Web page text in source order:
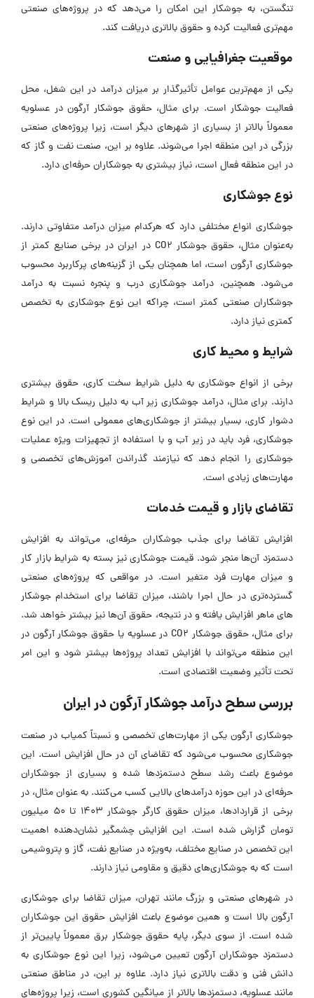
تنگستن، به جوشکار این امکان را می‌دهد که در پروژه‌های صنعتی
مهم‌تری فعالیت کرده و حقوق بالاتری دریافت کند.
موقعیت جغرافیایی و صنعت
یکی از مهم‌ترین عوامل تأثیرگذار بر میزان درآمد در این شغل، محل
فعالیت جوشکار است. برای مثال، حقوق جوشکار آرگون در عسلویه
معمولاً بالاتر از بسیاری از شهر‌های دیگر است، زیرا پروژه‌های صنعتی
بزرگی در این منطقه اجرا می‌شوند. علاوه بر این، صنعت نفت و گاز که
در این منطقه فعال است، نیاز بیشتری به جوشکاران حرفه‌ای دارد.
نوع جوشکاری
جوشکاری انواع مختلفی دارد که هرکدام میزان درآمد متفاوتی دارند.
به‌عنوان مثال، حقوق جوشکار CO2 در ایران در برخی صنایع کمتر از
جوشکاری آرگون است، اما همچنان یکی از گزینه‌های پرکاربرد محسوب
می‌شود. همچنین، درآمد جوشکاری درب و پنجره نسبت به درآمد
جوشکاران صنعتی کمتر است، چراکه این نوع جوشکاری به تخصص
کمتری نیاز دارد.
شرایط و محیط کاری
برخی از انواع جوشکاری به دلیل شرایط سخت کاری، حقوق بیشتری
دارند. برای مثال، درآمد جوشکاری زیر آب به دلیل ریسک بالا و شرایط
دشوار کاری، بسیار بیشتر از جوشکاری‌های معمولی است. در این نوع
جوشکاری، فرد باید در زیر آب و با استفاده از تجهیزات ویژه عملیات
جوشکاری را انجام دهد که نیازمند گذراندن آموزش‌های تخصصی و
مهارت‌های زیادی است.
تقاضای بازار و قیمت خدمات
افزایش تقاضا برای جذب جوشکاران حرفه‌ای، می‌تواند به افزایش
دستمزد آن‌ها منجر شود. قیمت جوشکاری نیز بسته به شرایط بازار کار
و میزان مهارت فرد متغیر است. در مواقعی که پروژه‌های صنعتی
گسترده‌تری در حال اجرا باشند، میزان تقاضا برای استخدام جوشکار
های ماهر افزایش یافته و در نتیجه، حقوق آن‌ها نیز بیشتر خواهد شد.
برای مثال، حقوق جوشکار CO2 در عسلویه یا حقوق جوشکار آرگون در
این منطقه می‌تواند با افزایش تعداد پروژه‌ها بیشتر شود و این امر
تحت تأثیر وضعیت اقتصادی است.
بررسی سطح درآمد جوشکار آرگون در ایران
جوشکاری آرگون یکی از مهارت‌های تخصصی و نسبتاً کمیاب در صنعت
جوشکاری محسوب می‌شود که تقاضای آن در حال افزایش است. این
موضوع باعث رشد سطح دستمزد‌ها شده و بسیاری از جوشکاران
حرفه‌ای در این حوزه درآمد‌های بالایی کسب می‌کنند. به عنوان مثال، در
برخی از قرارداد‌ها، میزان حقوق کارگر جوشکار ۱۴۰۳ تا 50 میلیون
تومان گزارش شده است. این افزایش چشمگیر نشان‌دهنده اهمیت
این تخصص در صنایع مختلف، به‌ویژه در صنایع نفت، گاز و پتروشیمی
است که به جوشکاری‌های دقیق و مقاومی نیاز دارند.
در شهر‌های صنعتی و بزرگ مانند تهران، میزان تقاضا برای جوشکاری
آرگون بالا است و همین موضوع باعث افزایش حقوق این جوشکاران
شده است. از سوی دیگر، پایه حقوق جوشکار برق معمولاً پایین‌تر از
دستمزد جوشکاران آرگون تعیین می‌شود، زیرا این نوع جوشکاری به
دانش فنی و دقت بالاتری نیاز دارد. علاوه بر این، در مناطق صنعتی
مانند عسلویه، دستمزد‌ها بالاتر از میانگین کشوری است، زیرا پروژه‌های